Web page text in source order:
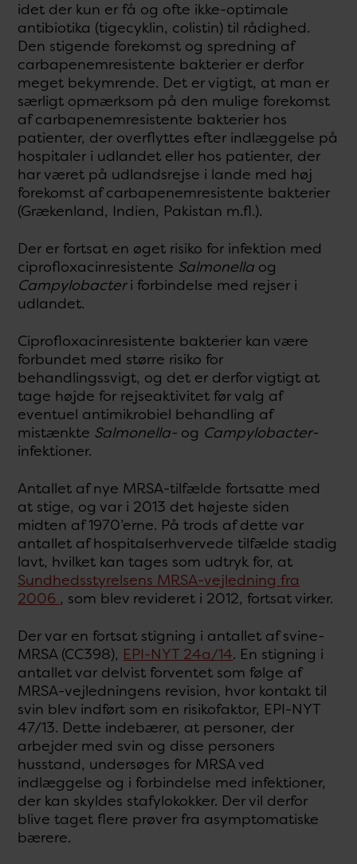
idet der kun er få og ofte ikke-optimale
antibiotika (tigecyklin, colistin) til rådighed.
Den stigende forekomst og spredning af
carbapenemresistente bakterier er derfor
meget bekymrende. Det er vigtigt, at man er
særligt opmærksom på den mulige forekomst
af carbapenemresistente bakterier hos
patienter, der overflyttes efter indlæggelse på
hospitaler i udlandet eller hos patienter, der
har været på udlandsrejse i lande med høj
forekomst af carbapenemresistente bakterier
(Grækenland, Indien, Pakistan m.fl.).
Der er fortsat en øget risiko for infektion med
ciprofloxacinresistente Salmonella og
Campylobacteri forbindelse med rejser i
udlandet.
Ciprofloxacinresistente bakterier kan være
forbundet med større risiko for
behandlingssvigt, og det er derfor vigtigt at
tage højde for rejseaktivitet før valg af
eventuel antimikrobiel behandling af
mistænkte Salmonella- og Campylobacter-
infektioner.
Antallet af nye MRSA-tilfælde fortsatte med
at stige, og var i 2013 det højeste siden
midten af 1970’erne. På trods af dette var
antallet af hospitalserhvervede tilfælde stadig
lavt, hvilket kan tages som udtryk for, at
Sundhedsstyrelsens MRSA-vejledning fra
2006 , som blev revideret i 2012, fortsat virker.
Der var en fortsat stigning i antallet af svine-
MRSA (CC398), EPI-NYT 24a/14. En stigning i
antallet var delvist forventet som følge af
MRSA-vejledningens revision, hvor kontakt til
svin blev indført som en risikofaktor, EPI-NYT
47/13. Dette indebærer, at personer, der
arbejder med svin og disse personers
husstand, undersøges for MRSA ved
indlæggelse og i forbindelse med infektioner,
der kan skyldes stafylokokker. Der vil derfor
blive taget flere prøver fra asymptomatiske
bærere.